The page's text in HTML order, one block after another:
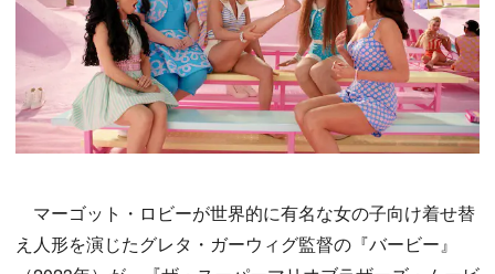
マーゴット・ロビーが世界的に有名な女の子向け着せ替
え人形を演じたグレタ・ガーウィグ監督の『バービー』